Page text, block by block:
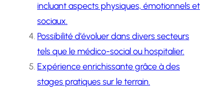
incluant aspects physiques, émotionnels et
sociaux.
Possibilité d’évoluer dans divers secteurs
tels que le médico-social ou hospitalier.
Expérience enrichissante grâce à des
stages pratiques sur le terrain.